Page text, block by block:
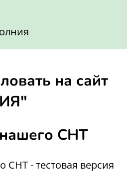
на сайт
СНТ
СНТ - тестовая версия